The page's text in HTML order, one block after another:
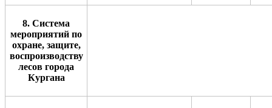
8. Система
мероприятий по
охране, защите,
воспроизводству
лесов города
Кургана